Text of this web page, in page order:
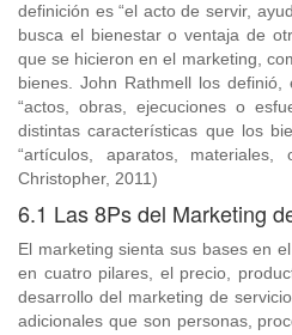
definición es “el acto de servir,
busca el bienestar o ventaja de
que se hicieron en el marketing,
bienes. John Rathmell los
“actos, obras, ejecuciones o
distintas características que los
“artículos, aparatos, materiales,
Christopher, 2011)
6.1 Las 8Ps del Marketing
El marketing sienta sus bases en
en cuatro pilares, el precio,
desarrollo del marketing de
adicionales que son personas,